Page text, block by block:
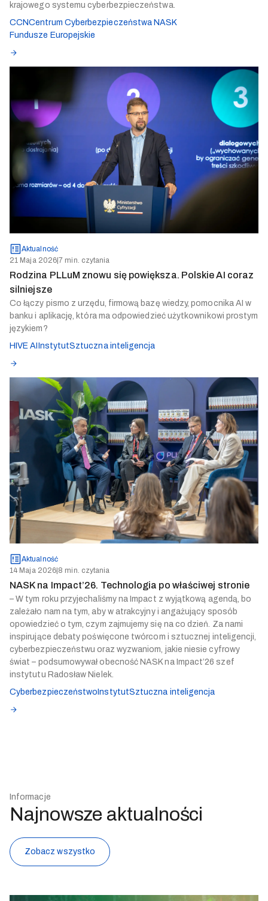
krajowego systemu cyberbezpieczeństwa.
CCNCentrum Cyberbezpieczeństwa NASK
Fundusze Europejskie
Aktualność
21 Maja 2026|7 min. czytania
Rodzina PLLuM znowu się powiększa. Polskie AI coraz
silniejsze
Co łączy pismo z urzędu, firmową bazę wiedzy, pomocnika AI w
banku i aplikację, która ma odpowiedzieć użytkownikowi prostym
językiem?
HIVE AIInstytutSztuczna inteligencja
Aktualność
14 Maja 2026|8 min. czytania
NASK na Impact’26. Technologia po właściwej stronie
– W tym roku przyjechaliśmy na Impact z wyjątkową agendą, bo
zależało nam na tym, aby w atrakcyjny i angażujący sposób
opowiedzieć o tym, czym zajmujemy się na co dzień. Za nami
inspirujące debaty poświęcone twórcom i sztucznej inteligencji,
cyberbezpieczeństwu oraz wyzwaniom, jakie niesie cyfrowy
świat – podsumowywał obecność NASK na Impact’26 szef
instytutu Radosław Nielek.
Cyberbezpieczeństwo InstytutSztuczna inteligencja
Informacje
Najnowsze aktualności
Zobacz wszystko